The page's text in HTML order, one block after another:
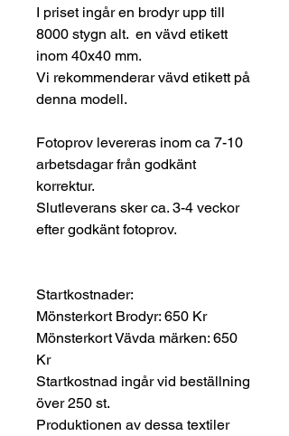
I priset ingår en brodyr upp till
8000 stygn alt. en vävd etikett
inom 40x40 mm.
Vi rekommenderar vävd etikett på
denna modell.
Fotoprov levereras inom ca 7-10
arbetsdagar från godkänt
korrektur.
Slutleverans sker ca. 3-4 veckor
efter godkänt fotoprov.
Startkostnader:
Mönsterkort Brodyr: 650 Kr
Mönsterkort Vävda märken: 650
Kr
Startkostnad ingår vid beställning
över 250 st.
Produktionen av dessa textiler